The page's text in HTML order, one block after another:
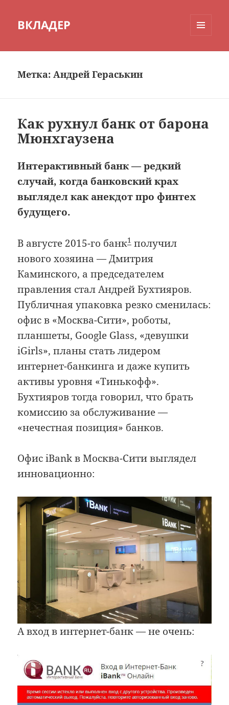
ВКЛАДЕР
Метка:Андрей Гераськин
Как рухнул банк от барона
Мюнхгаузена
Интерактивный банк — редкий
случай, когда банковский крах
выглядел как анекдот про финтех
будущего.
В августе 2015-го банк1 получил
нового хозяина — Дмитрия
Каминского, а председателем
правления стал Андрей Бухтияров.
Публичная упаковка резко сменилась:
офис в «Москва-Сити», роботы,
планшеты, Google Glass, «девушки
iGirls», планы стать лидером
интернет-банкинга и даже купить
активы уровня «Тинькофф».
Бухтияров тогда говорил, что брать
комиссию за обслуживание —
«нечестная позиция» банков.
Офис iBank в Москва-Сити выглядел
инновационно:
А вход в интернет-банк — не очень: